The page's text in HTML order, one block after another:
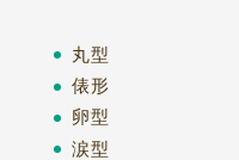
丸型
俵形
卵型
涙型